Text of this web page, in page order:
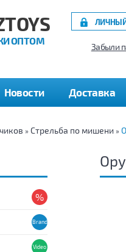
ОПТОМ
Забыли
Новости Доставка
» Стрельба по мишени »